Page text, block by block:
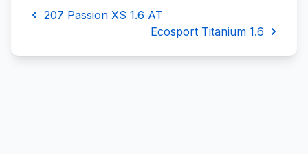
207 Passion XS 1.6 AT
Ecosport Titanium 1.6